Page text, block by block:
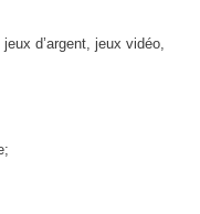
d’argent, jeux vidéo,